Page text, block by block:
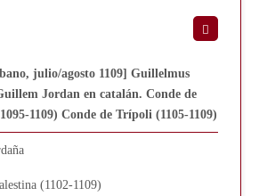
julio/agosto 1109] Guillelmus
Jordan en catalán. Conde de
1109) Conde de Trípoli (1105-1109)
(1102-1109)